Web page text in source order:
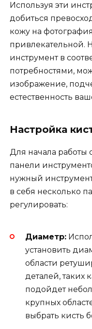
Используя эти
добиться
кожу на
привлекательной.
инструмент в
потребностями,
изображение,
естественность
Настройка
Для начала работы
панели
нужный
в себя несколько
регулировать:
Диаметр:
установить
области
деталей, таких
подойдет
крупных
выбрать кисть